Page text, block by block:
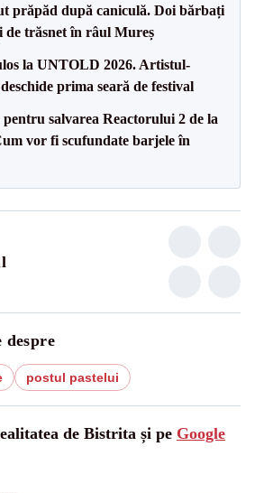
prăpăd după caniculă. Doi bărbați
trăsnet în râul Mureș
la UNTOLD 2026. Artistul-
prima seară de festival
salvarea Reactorului 2 de la
vor fi scufundate barjele în
postul pastelui
de Bistrita și pe Google